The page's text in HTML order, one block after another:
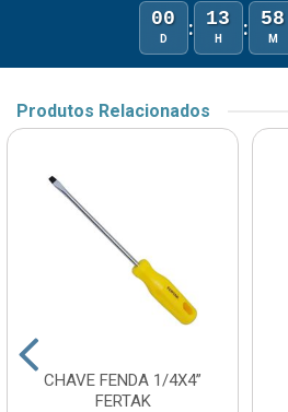
00
D : 13
H : 58
M
Produtos Relacionados
CHAVE FENDA 1/4X4”
FERTAK